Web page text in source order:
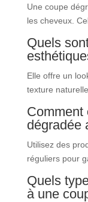
Une coupe
les cheveux.
Quels
Elle offre un
texture
Comment
dégradée
Utilisez des
réguliers pour
Quels
à une